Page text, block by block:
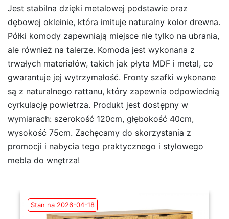
Jest stabilna dzięki metalowej podstawie oraz
dębowej okleinie, która imituje naturalny kolor drewna.
Półki komody zapewniają miejsce nie tylko na ubrania,
ale również na talerze. Komoda jest wykonana z
trwałych materiałów, takich jak płyta MDF i metal, co
gwarantuje jej wytrzymałość. Fronty szafki wykonane
są z naturalnego rattanu, który zapewnia odpowiednią
cyrkulację powietrza. Produkt jest dostępny w
wymiarach: szerokość 120cm, głębokość 40cm,
wysokość 75cm. Zachęcamy do skorzystania z
promocji i nabycia tego praktycznego i stylowego
mebla do wnętrza!
Stan na 2026-04-18